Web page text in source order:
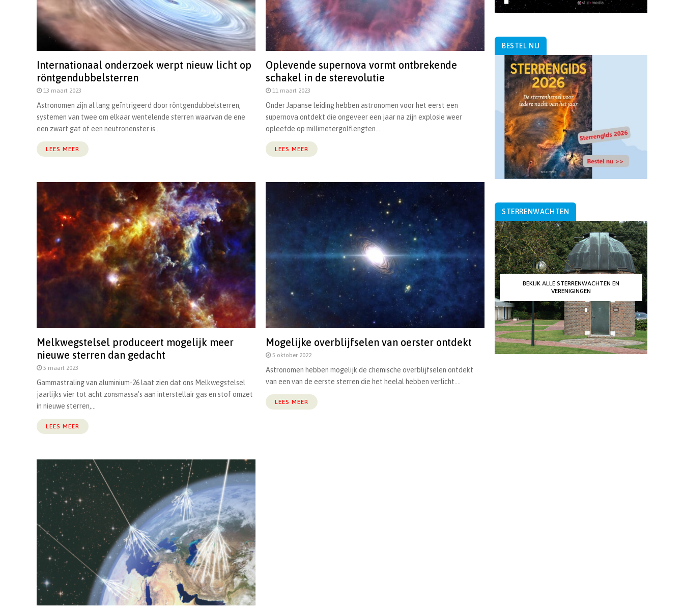
Internationaal onderzoek werpt nieuw licht op
röntgendubbelsterren
13 maart 2023
Astronomen zijn al lang geïntrigeerd door röntgendubbelsterren,
systemen van twee om elkaar wentelende sterren waarvan de ene
een zwart gat of een neutronenster is...
LEES MEER
Oplevende supernova vormt ontbrekende
schakel in de sterevolutie
11 maart 2023
Onder Japanse leiding hebben astronomen voor het eerst een
supernova ontdekt die ongeveer een jaar na zijn explosie weer
opleefde op millimetergolflengten....
LEES MEER
Melkwegstelsel produceert mogelijk meer
nieuwe sterren dan gedacht
5 maart 2023
Gammastraling van aluminium-26 laat zien dat ons Melkwegstelsel
jaarlijks vier tot acht zonsmassa’s aan interstellair gas en stof omzet
in nieuwe sterren,...
LEES MEER
Mogelijke overblijfselen van oerster ontdekt
5 oktober 2022
Astronomen hebben mogelijk de chemische overblijfselen ontdekt
van een van de eerste sterren die het heelal hebben verlicht....
LEES MEER
BESTEL NU
STERRENWACHTEN
BEKIJK ALLE STERRENWACHTEN EN
VERENIGINGEN